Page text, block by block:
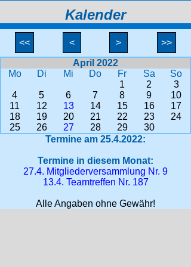
Kalender
<< < >
>>
April 2022
Mo
Di Mi Do Fr Sa
So
1
2
3
4
5 6 7 8 9
10
11
12 13 14 15 16
17
18
19 20 21 22 23
24
25
26 27 28 29
30
Termine am 25.4.2022:
Termine in diesem Monat:
27.4. Mitgliederversammlung Nr. 9
13.4. Teamtreffen Nr. 187
Alle Angaben ohne Gewähr!